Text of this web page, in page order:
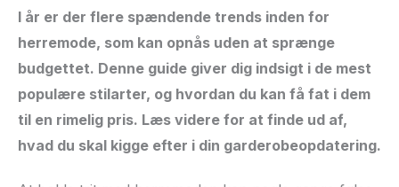
I år er der flere spændende trends inden for
herremode, som kan opnås uden at sprænge
budgettet. Denne guide giver dig indsigt i de mest
populære stilarter, og hvordan du kan få fat i dem
til en rimelig pris. Læs videre for at finde ud af,
hvad du skal kigge efter i din garderobeopdatering.